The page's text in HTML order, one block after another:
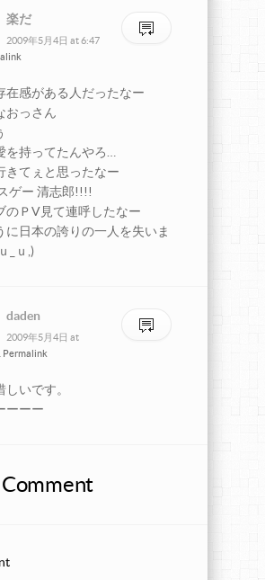
楽だ
2009年5月4日 at6:47
在感がある人だったなー
おっさん
を持ってたんやろ…
きてぇと思ったなー
ゲー 清志郎!!!!
のＰV見て連呼したなー
に日本の誇りの一人を失いま
_ｕ,)
daden
2009年5月4日 at
Permalink
いです。
ーーー